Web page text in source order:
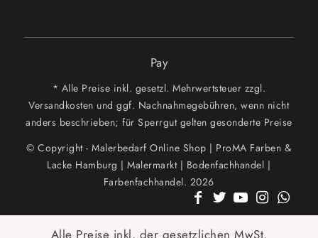
Pay
* Alle Preise inkl. gesetzl. Mehrwertsteuer zzgl.
Versandkosten und ggf. Nachnahmegebühren, wenn nicht
anders beschrieben; für Sperrgut gelten gesonderte Preise
© Copyright - Malerbedarf Online Shop | ProMA Farben &
Lacke Hamburg | Malermarkt | Bodenfachhandel |
Farbenfachhandel. 2026
Alle Preise inkl. der gesetzlichen MwSt.